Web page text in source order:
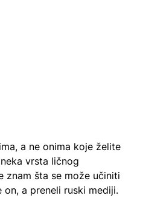
a ne onima koje želite
vrsta ličnog
znam šta se može učiniti
a preneli ruski mediji.